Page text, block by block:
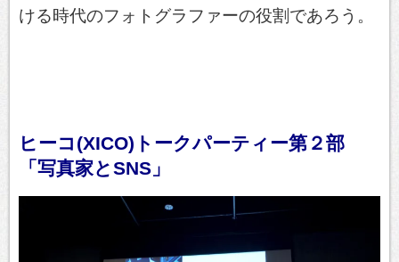
ける時代のフォトグラファーの役割であろう。
ヒーコ(XICO)トークパーティー第２部
「写真家とSNS」